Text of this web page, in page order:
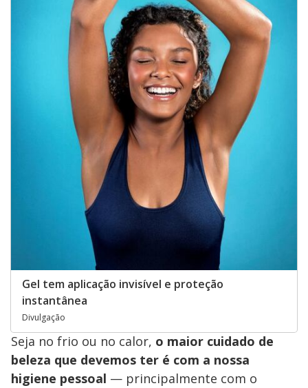
Gel tem aplicação invisível e proteção
instantânea
Divulgação
Seja no frio ou no calor, o maior cuidado de
beleza que devemos ter é com a nossa
higiene pessoal — principalmente com o